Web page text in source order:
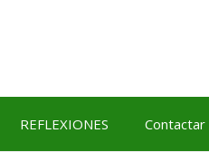
REFLEXIONES Contactar